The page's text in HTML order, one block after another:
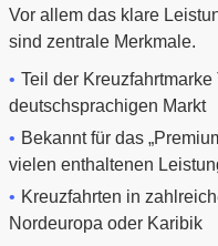
Vor allem das klare
sind zentrale Merkmale.
Teil der
deutschsprachigen Markt
Bekannt für das
vielen enthaltenen
Kreuzfahrten in
Nordeuropa oder Karibik